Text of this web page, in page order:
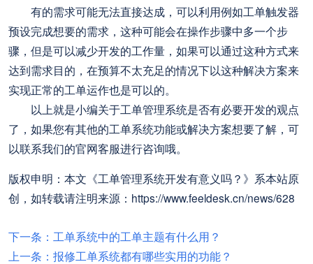
有的需求可能无法直接达成，可以利用例如工单触发器
预设完成想要的需求，这种可能会在操作步骤中多一个步
骤，但是可以减少开发的工作量，如果可以通过这种方式来
达到需求目的，在预算不太充足的情况下以这种解决方案来
实现正常的工单运作也是可以的。
以上就是小编关于工单管理系统是否有必要开发的观点
了，如果您有其他的工单系统功能或解决方案想要了解，可
以联系我们的官网客服进行咨询哦。
版权申明：本文《工单管理系统开发有意义吗？》系本站原
创，如转载请注明来源：https://www.feeldesk.cn/news/628
下一条：工单系统中的工单主题有什么用？
上一条：报修工单系统都有哪些实用的功能？